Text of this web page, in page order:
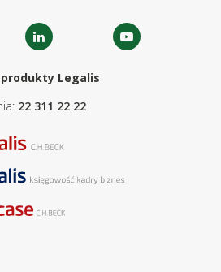
Legalis
22 311 22 22